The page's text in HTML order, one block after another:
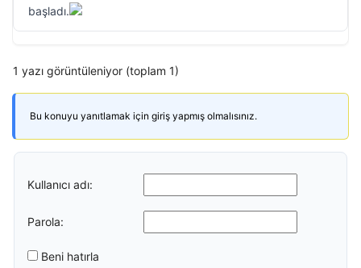
başladı.
1 yazı görüntüleniyor (toplam 1)
Bu konuyu yanıtlamak için giriş yapmış olmalısınız.
Kullanıcı adı:
Parola:
Beni hatırla